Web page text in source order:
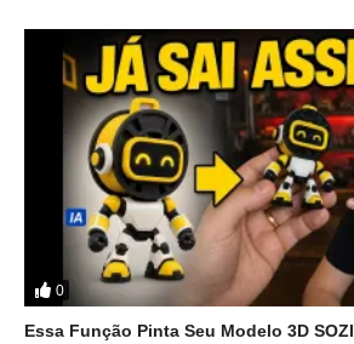
0
Essa Função Pinta Seu Modelo 3D